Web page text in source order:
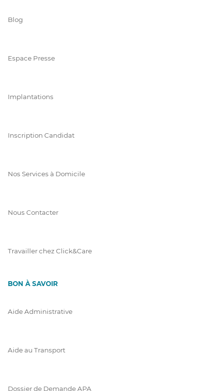
Blog
Espace Presse
Implantations
Inscription Candidat
Nos Services à Domicile
Nous Contacter
Travailler chez Click&Care
BON À SAVOIR
Aide Administrative
Aide au Transport
Dossier de Demande APA